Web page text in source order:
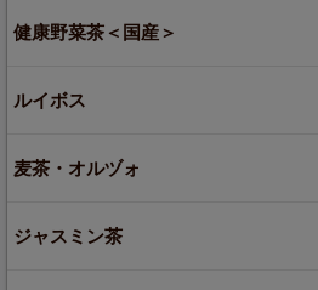
健康野菜茶＜国産＞
ルイボス
麦茶・オルヅォ
ジャスミン茶